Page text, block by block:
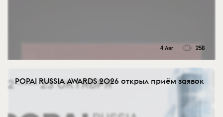
4 Авг 258
POPAI RUSSIA AWARDS 2026 открыл приём заявок